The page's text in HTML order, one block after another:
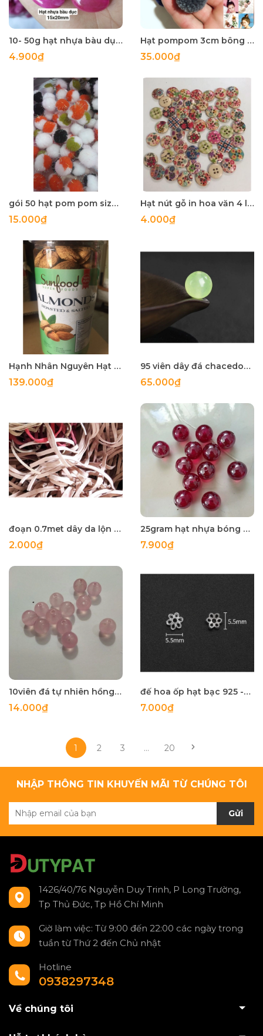
10- 50g hạt nhựa bàu dục 15x20mm
4.900₫
Hạt pompom 3cm bông mịn nhiều màu -gói 10-20-50 cái
35.000₫
gói 50 hạt pom pom size 20mm có sợi kim tuyến nhiều màu
15.000₫
Hạt nút gỗ in hoa văn 4 lỗ size 15mm (gói 5 cái)
4.000₫
Hạnh Nhân Nguyên Hạt vỏ rang muối 400g
139.000₫
95 viên dây đá chacedony màu xanh lá nhạt 4mm & các size 6/8/10mm
65.000₫
đoạn 0.7met dây da lộn bảng 5mm màu nâu cafe nhạt
2.000₫
25gram hạt nhựa bóng đỏ rượu vang 14mm
7.900₫
10viên đá tự nhiên hồng nhạt 8mm
14.000₫
đế hoa ốp hạt bạc 925 -size 5.5mm mã 753
7.000₫
1 2 3 ... 20
NHẬP THÔNG TIN KHUYẾN MÃI TỪ CHÚNG TÔI
Gửi
1426/40/76 Nguyễn Duy Trinh, P Long Trường,
Tp Thủ Đức, Tp Hồ Chí Minh
Giờ làm việc: Từ 9:00 đến 22:00 các ngày trong
tuần từ Thứ 2 đến Chủ nhật
Hotline
0938297348
Về chúng tôi